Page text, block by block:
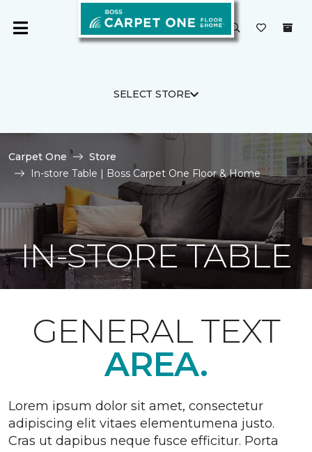
SELECT STORE
Carpet One
Store
In-store Table | Boss Carpet One Floor & Home
IN-STORE TABLE
GENERAL TEXT
AREA.
Lorem ipsum dolor sit amet, consectetur
adipiscing elit vitaes elementumena justo.
Cras ut dapibus neque fusce efficitur. Porta